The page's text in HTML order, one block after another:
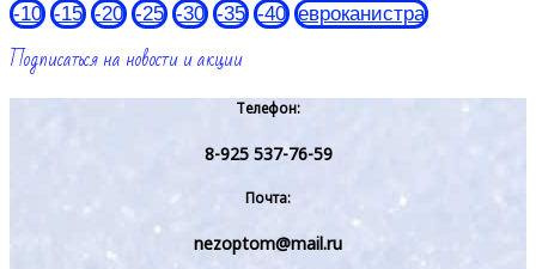
-10 -15 -20 -25 -30 -35 -40 евроканистра
Подписаться на новости и акции
Телефон:
8-925 537-76-59
Почта:
nezoptom@mail.ru